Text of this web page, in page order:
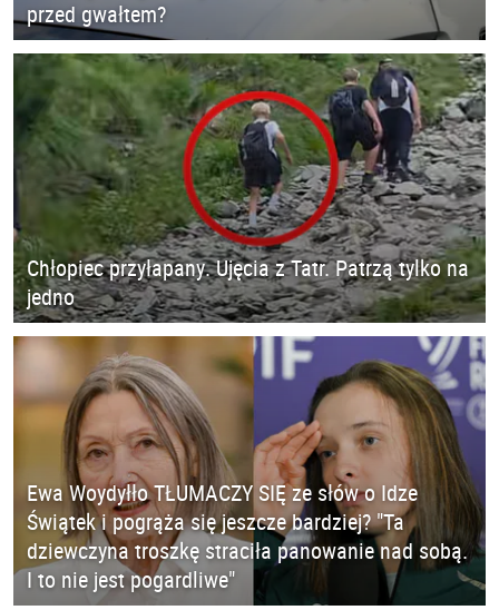
przed gwałtem?
Chłopiec przyłapany. Ujęcia z Tatr. Patrzą tylko na
jedno
Ewa Woydyłło TŁUMACZY SIĘ ze słów o Idze
Świątek i pogrąża się jeszcze bardziej? "Ta
dziewczyna troszkę straciła panowanie nad sobą.
I to nie jest pogardliwe"